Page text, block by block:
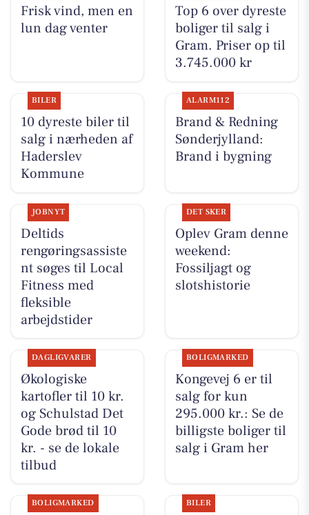
Frisk vind, men en
lun dag venter
Top 6 over dyreste
boliger til salg i
Gram. Priser op til
3.745.000 kr
BILER
10 dyreste biler til
salg i nærheden af
Haderslev
Kommune
ALARM112
Brand & Redning
Sønderjylland:
Brand i bygning
JOBNYT
Deltids
rengøringsassiste
nt søges til Local
Fitness med
fleksible
arbejdstider
DET SKER
Oplev Gram denne
weekend:
Fossiljagt og
slotshistorie
DAGLIGVARER
Økologiske
kartofler til 10 kr.
og Schulstad Det
Gode brød til 10
kr. - se de lokale
tilbud
BOLIGMARKED
Kongevej 6 er til
salg for kun
295.000 kr.: Se de
billigste boliger til
salg i Gram her
BOLIGMARKED BILER